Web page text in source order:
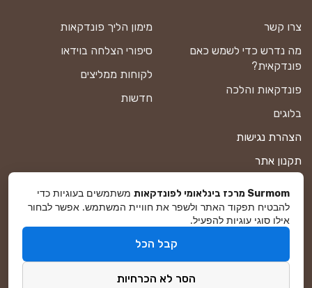
צרו קשר
מה נדרש כדי לשמש כאם
פונדקאית?
פונדקאות והלכה
בלוגים
הצהרת נגישות
תקנון אתר
מפת אתר
מימון הליך פונדקאות
סיפורי הצלחה בוידאו
לקוחות ממליצים
חדשות
Surmom מרכז בינלאומי לפונדקאות
משתמשים בעוגיות כדי
להבטיח תפקוד האתר ולשפר את חוויית המשתמש. אפשר לבחור
אילו סוגי עוגיות להפעיל.
קבל הכל
הסר לא הכרחיות